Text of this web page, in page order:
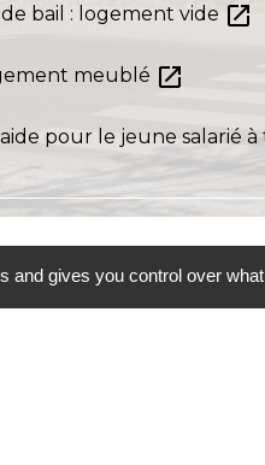
bail : logement vide open_in_new
meublé open_in_new
pour le jeune salarié
parents
and gives you control over